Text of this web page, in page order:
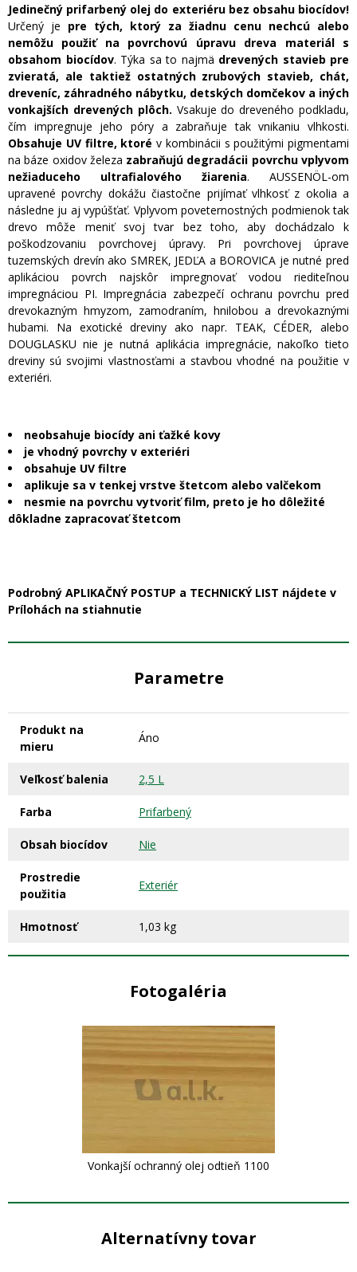
Jedinečný prifarbený olej do exteriéru bez obsahu biocídov!
Určený je pre tých, ktorý za žiadnu cenu nechcú alebo
nemôžu použiť na povrchovú úpravu dreva materiál s
obsahom biocídov. Týka sa to najmä drevených stavieb pre
zvieratá, ale taktiež ostatných zrubových stavieb, chát,
dreveníc, záhradného nábytku, detských domčekov a iných
vonkajších drevených plôch. Vsakuje do dreveného podkladu,
čím impregnuje jeho póry a zabraňuje tak vnikaniu vlhkosti.
Obsahuje UV filtre, ktoré v kombinácii s použitými pigmentami
na báze oxidov železa zabraňujú degradácii povrchu vplyvom
nežiaduceho ultrafialového žiarenia. AUSSENÖL-om
upravené povrchy dokážu čiastočne prijímať vlhkosť z okolia a
následne ju aj vypúšťať. Vplyvom poveternostných podmienok tak
drevo môže meniť svoj tvar bez toho, aby dochádzalo k
poškodzovaniu povrchovej úpravy. Pri povrchovej úprave
tuzemských drevín ako SMREK, JEDĽA a BOROVICA je nutné pred
aplikáciou povrch najskôr impregnovať vodou riediteľnou
impregnáciou PI. Impregnácia zabezpečí ochranu povrchu pred
drevokazným hmyzom, zamodraním, hnilobou a drevokaznými
hubami. Na exotické dreviny ako napr. TEAK, CÉDER, alebo
DOUGLASKU nie je nutná aplikácia impregnácie, nakoľko tieto
dreviny sú svojimi vlastnosťami a stavbou vhodné na použitie v
exteriéri.
neobsahuje biocídy ani ťažké kovy
je vhodný povrchy v exteriéri
obsahuje UV filtre
aplikuje sa v tenkej vrstve štetcom alebo valčekom
nesmie na povrchu vytvoriť film, preto je ho dôležité
dôkladne zapracovať štetcom
Podrobný APLIKAČNÝ POSTUP a TECHNICKÝ LIST nájdete v
Prílohách na stiahnutie
Parametre
Produkt na
mieru
Áno
Veľkosť balenia 2,5 L
Farba Prifarbený
Obsah biocídov Nie
Prostredie
použitia
Exteriér
Hmotnosť 1,03 kg
Fotogaléria
Vonkajší ochranný olej odtieň 1100
Alternatívny tovar